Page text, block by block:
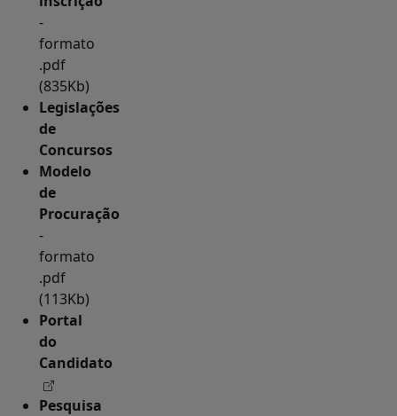
-
formato
.pdf
(835Kb)
Legislações
de
Concursos
Modelo
de
Procuração
-
formato
.pdf
(113Kb)
Portal
do
Candidato
Pesquisa